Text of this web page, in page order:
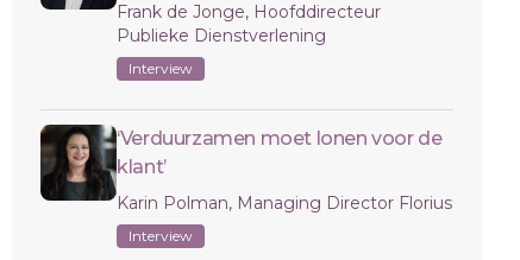
Frank de Jonge, Hoofddirecteur
Publieke Dienstverlening
Interview
‘Verduurzamen moet lonen voor de
klant’
Karin Polman, Managing Director Florius
Interview